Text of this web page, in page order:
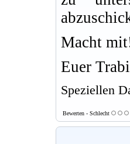
Macht
Euer
Speziellen
Bewerten - Schlecht